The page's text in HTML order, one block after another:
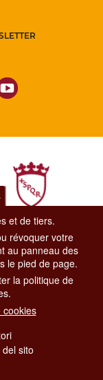
e Moda.
08
et de tiers.
révoquer votre
au panneau des
le pied de page.
la politique de
cookies
sito